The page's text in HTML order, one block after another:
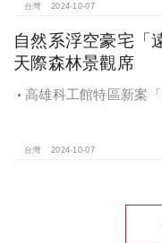
民復原家園
台灣 2024-10-07
自然系浮空豪宅「
天際森林景觀席
高雄科工館特區新案
台灣 2024-10-07